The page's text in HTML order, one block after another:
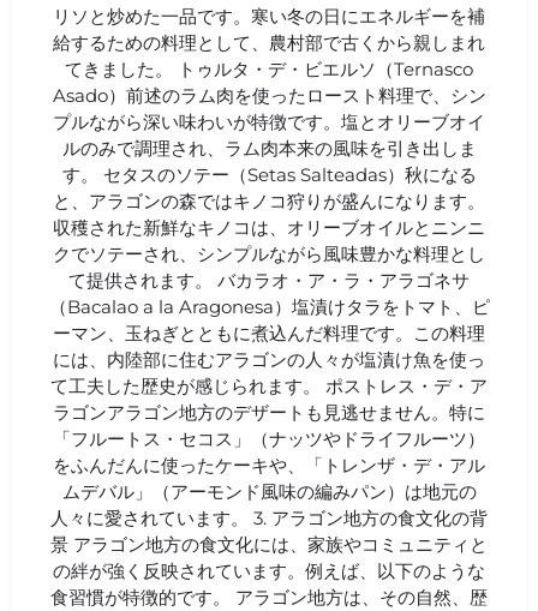
リソと炒めた一品です。寒い冬の日にエネルギーを補
給するための料理として、農村部で古くから親しまれ
てきました。 トゥルタ・デ・ビエルソ（Ternasco
Asado）前述のラム肉を使ったロースト料理で、シン
プルながら深い味わいが特徴です。塩とオリーブオイ
ルのみで調理され、ラム肉本来の風味を引き出しま
す。 セタスのソテー（Setas Salteadas）秋になる
と、アラゴンの森ではキノコ狩りが盛んになります。
収穫された新鮮なキノコは、オリーブオイルとニンニ
クでソテーされ、シンプルながら風味豊かな料理とし
て提供されます。 バカラオ・ア・ラ・アラゴネサ
（Bacalao a la Aragonesa）塩漬けタラをトマト、ピ
ーマン、玉ねぎとともに煮込んだ料理です。この料理
には、内陸部に住むアラゴンの人々が塩漬け魚を使っ
て工夫した歴史が感じられます。 ポストレス・デ・ア
ラゴンアラゴン地方のデザートも見逃せません。特に
「フルートス・セコス」（ナッツやドライフルーツ）
をふんだんに使ったケーキや、「トレンザ・デ・アル
ムデバル」（アーモンド風味の編みパン）は地元の
人々に愛されています。 3. アラゴン地方の食文化の背
景 アラゴン地方の食文化には、家族やコミュニティと
の絆が強く反映されています。例えば、以下のような
食習慣が特徴的です。 アラゴン地方は、その自然、歴